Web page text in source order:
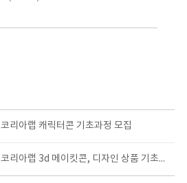
리아랩 캐릭터콘 기초과정 모집
충북콘텐츠코리아랩 3d 메이킷콘, 디자인 상품 기초과정